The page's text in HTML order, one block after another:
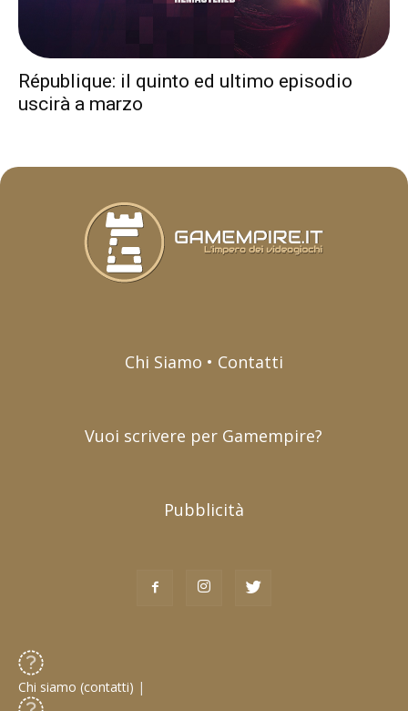
République: il quinto ed ultimo episodio
uscirà a marzo
Chi Siamo • Contatti
Vuoi scrivere per Gamempire?
Pubblicità
Chi siamo (contatti) |